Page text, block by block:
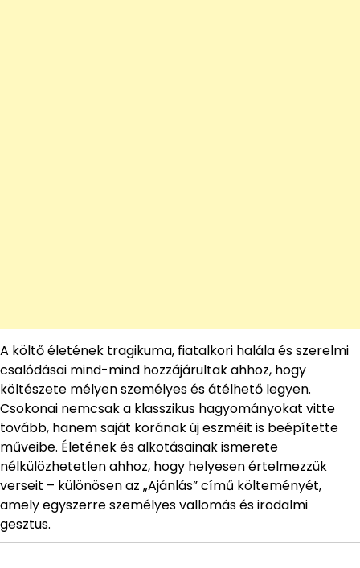
A költő életének tragikuma, fiatalkori halála és szerelmi
csalódásai mind-mind hozzájárultak ahhoz, hogy
költészete mélyen személyes és átélhető legyen.
Csokonai nemcsak a klasszikus hagyományokat vitte
tovább, hanem saját korának új eszméit is beépítette
műveibe. Életének és alkotásainak ismerete
nélkülözhetetlen ahhoz, hogy helyesen értelmezzük
verseit – különösen az „Ajánlás” című költeményét,
amely egyszerre személyes vallomás és irodalmi
gesztus.